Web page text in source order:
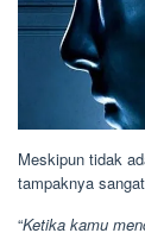
Meskipun tidak
tampaknya
“Ketika kamu